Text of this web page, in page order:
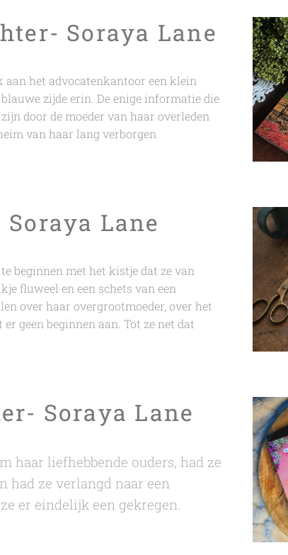
Soraya Lane
aan het advocatenkantoor een klein
zijde erin. De enige informatie die
door de moeder van haar overleden
van haar lang verborgen
Lane
beginnen met het kistje dat ze van
fluweel en een schets van een
over haar overgrootmoeder, over het
geen beginnen aan. Tot ze net dat
Soraya Lane
haar liefhebbende ouders, had ze
had ze verlangd naar een
er eindelijk een gekregen.